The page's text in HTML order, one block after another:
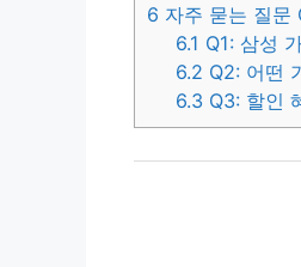
6 자주 묻는 질문
6.1 Q1: 삼성
6.2 Q2: 어떤
6.3 Q3: 할인